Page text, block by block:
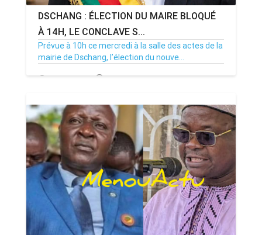
DSCHANG : ÉLECTION DU MAIRE BLOQUÉ
À 14H, LE CONCLAVE S...
Prévue à 10h ce mercredi à la salle des actes de la
mairie de Dschang, l’élection du nouve...
15/07/26 Par MenouActu 0